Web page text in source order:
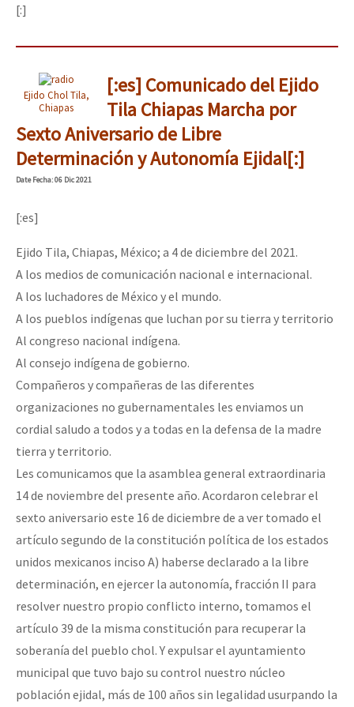
[:]
Ejido Chol Tila,
Chiapas
[:es] Comunicado del Ejido
Tila Chiapas Marcha por
Sexto Aniversario de Libre
Determinación y Autonomía Ejidal[:]
DateFecha: 06 Dic 2021
[:es]
Ejido Tila, Chiapas, México; a 4 de diciembre del 2021.
A los medios de comunicación nacional e internacional.
A los luchadores de México y el mundo.
A los pueblos indígenas que luchan por su tierra y territorio
Al congreso nacional indígena.
Al consejo indígena de gobierno.
Compañeros y compañeras de las diferentes
organizaciones no gubernamentales les enviamos un
cordial saludo a todos y a todas en la defensa de la madre
tierra y territorio.
Les comunicamos que la asamblea general extraordinaria
14 de noviembre del presente año. Acordaron celebrar el
sexto aniversario este 16 de diciembre de a ver tomado el
artículo segundo de la constitución política de los estados
unidos mexicanos inciso A) haberse declarado a la libre
determinación, en ejercer la autonomía, fracción II para
resolver nuestro propio conflicto interno, tomamos el
artículo 39 de la misma constitución para recuperar la
soberanía del pueblo chol. Y expulsar el ayuntamiento
municipal que tuvo bajo su control nuestro núcleo
población ejidal, más de 100 años sin legalidad usurpando la